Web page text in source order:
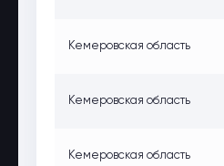
Кемеровская область
Кемеровская область
Кемеровская область